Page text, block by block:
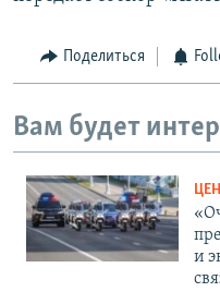
Поделиться
Вам будет
и